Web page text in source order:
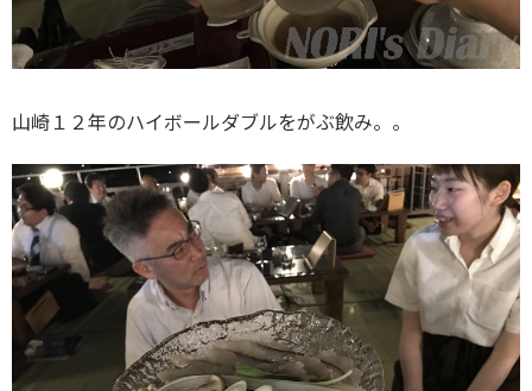
山崎１２年のハイボールダブルをがぶ飲み。。